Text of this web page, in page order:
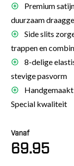
Premium
duurzaam
Side slits
trappen en
8-delige
stevige pasvorm
Special kwaliteit
Vanaf
69.95